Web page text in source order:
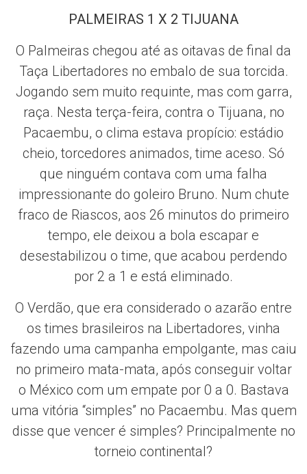
PALMEIRAS 1 X 2 TIJUANA
O Palmeiras chegou até as oitavas de final da
Taça Libertadores no embalo de sua torcida.
Jogando sem muito requinte, mas com garra,
raça. Nesta terça-feira, contra o Tijuana, no
Pacaembu, o clima estava propício: estádio
cheio, torcedores animados, time aceso. Só
que ninguém contava com uma falha
impressionante do goleiro Bruno. Num chute
fraco de Riascos, aos 26 minutos do primeiro
tempo, ele deixou a bola escapar e
desestabilizou o time, que acabou perdendo
por 2 a 1 e está eliminado.
O Verdão, que era considerado o azarão entre
os times brasileiros na Libertadores, vinha
fazendo uma campanha empolgante, mas caiu
no primeiro mata-mata, após conseguir voltar
o México com um empate por 0 a 0. Bastava
uma vitória “simples” no Pacaembu. Mas quem
disse que vencer é simples? Principalmente no
torneio continental?